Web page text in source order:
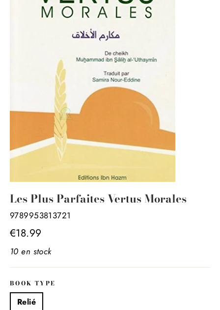
Les Plus Parfaites Vertus Morales
9789953813721
Prix
€18.99
10 en stock
BOOK TYPE
Relié